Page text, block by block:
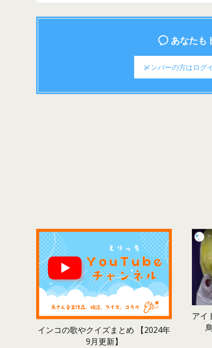
あなたも
メンバーの方はログ
インコの歌やクイズまとめ 【2024年
9月更新】
アイ